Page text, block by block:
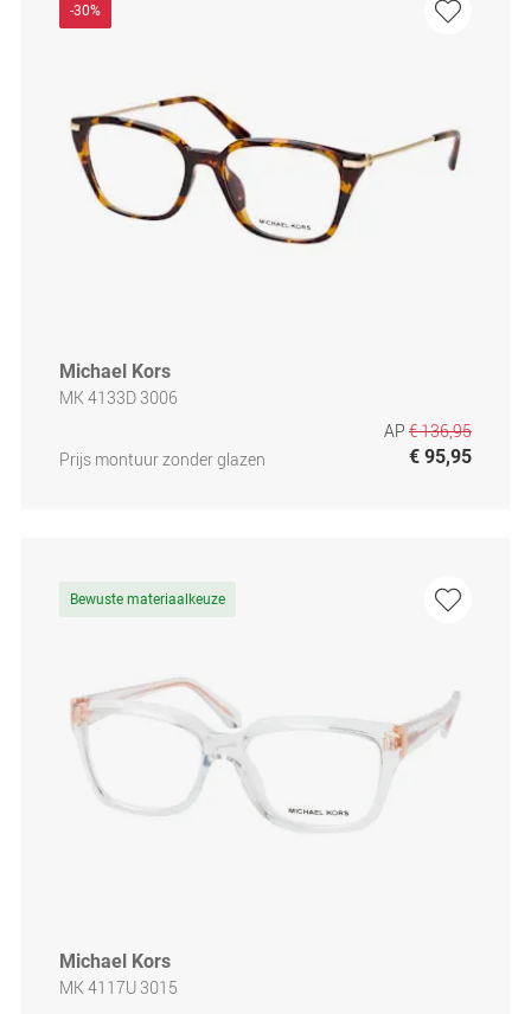
-30%
Michael Kors
MK 4133D 3006
Prijs montuur zonder glazen
AP € 136,95
€ 95,95
Bewuste materiaalkeuze
Michael Kors
MK 4117U 3015